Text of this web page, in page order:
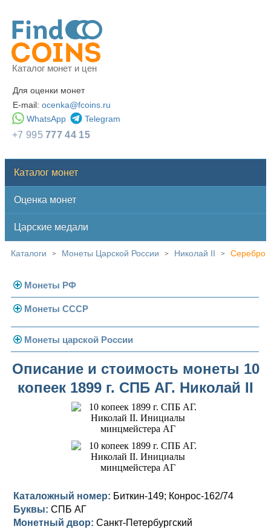
Каталог монет и цен
Для оценки монет
E-mail: ocenka@fcoins.ru
WhatsApp
Telegram
+7 995777 44 15
Каталог монет
Оценка монет
Царские медали
Каталоги > Монеты Царской России > Николай II > Серебро
Монеты РФ
Современная Россия
Монеты 1991-1993 гг.
Монеты СССР
Погодовка СССР
Монеты 1958 года
Золотые червонцы
Памятные и юбилейные
Монеты царской России
Николай II (1894-1917)
Золото
Германская оккупация
Памятные и донативные
Александр III (1881-1894)
Памятные и донативные
Александр II (1855-1881)
Для Финляндии
Николай I (1825-1855)
Медь
Серебро
Золото
Екатерина II (1762-1796)
Описание и стоимость монеты 10
копеек 1899 г. СПБ АГ. Николай II
Каталожный номер: Биткин-149; Конрос-162/74
Буквы: СПБ АГ
Монетный двор: Санкт-Петербургский